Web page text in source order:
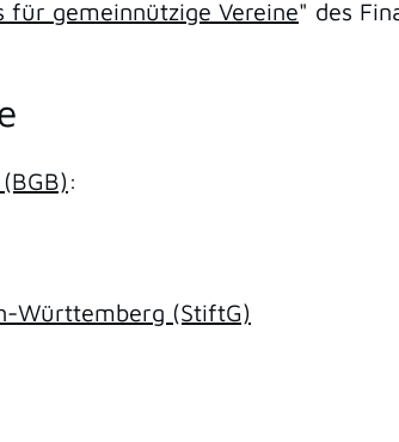
für gemeinnützige Vereine" des
:
Württemberg (StiftG)